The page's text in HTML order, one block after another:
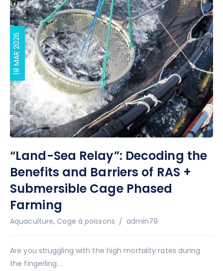
18 MAR 2026
“Land-Sea Relay”: Decoding the
Benefits and Barriers of RAS +
Submersible Cage Phased
Farming
Aquaculture, Cage à poissons Auteur
admin79
Are you struggling with the high mortality rates during
the fingerling...